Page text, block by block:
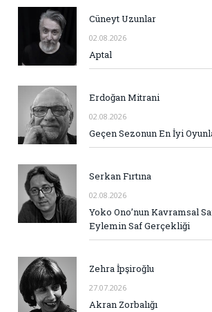
Cüneyt Uzunlar
02.08.2026
Aptal
Erdoğan Mitrani
02.08.2026
Geçen Sezonun En İyi
Serkan Fırtına
02.08.2026
Yoko Ono’nun Kavramsal
Eylemin Saf Gerçekliği
Zehra İpşiroğlu
27.07.2026
Akran Zorbalığı